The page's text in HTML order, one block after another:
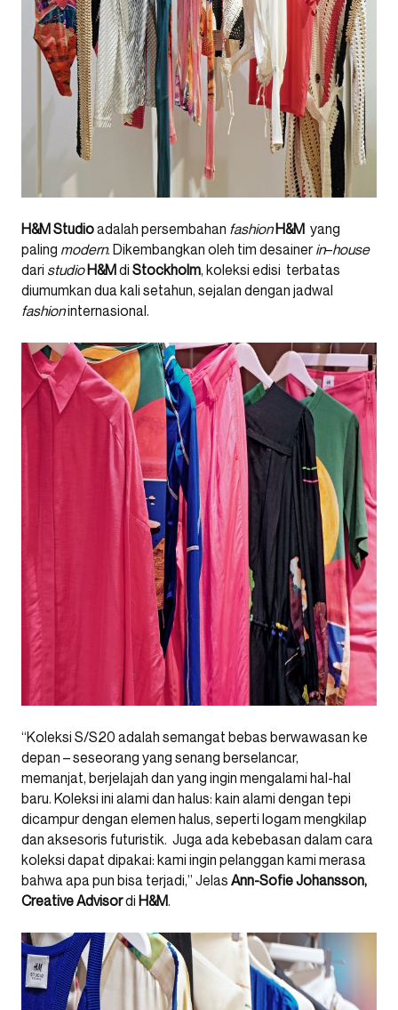
H&M Studioadalah persembahan fashion H&M yang
paling modern. Dikembangkan oleh tim desainer in–house
dari studioH&Mdi Stockholm, koleksi edisi terbatas
diumumkan dua kali setahun, sejalan dengan jadwal
fashioninternasional.
“Koleksi S/S20 adalah semangat bebas berwawasan ke
depan – seseorang yang senang berselancar,
memanjat, berjelajah dan yang ingin mengalami hal-hal
baru. Koleksi ini alami dan halus: kain alami dengan tepi
dicampur dengan elemen halus, seperti logam mengkilap
dan aksesoris futuristik. Jugaada kebebasan dalam cara
koleksi dapat dipakai: kami ingin pelanggan kami merasa
bahwa apa pun bisa terjadi,” Jelas Ann-Sofie Johansson,
Creative Advisordi H&M.